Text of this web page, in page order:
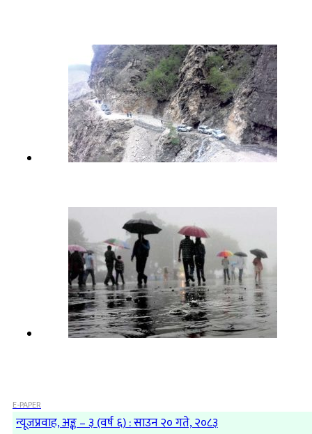
E-PAPER
न्यूजप्रवाह, अङ्क – ३ (वर्ष ६) : साउन २० गते, २०८३